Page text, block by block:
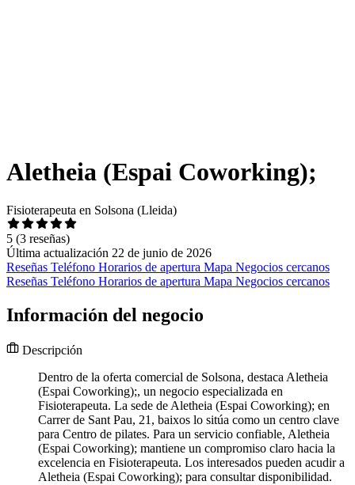
Aletheia (Espai Coworking);
Fisioterapeuta en Solsona (Lleida)
5 (3 reseñas)
Última actualización 22 de junio de 2026
Reseñas Teléfono Horarios de apertura Mapa Negocios cercanos
Reseñas Teléfono Horarios de apertura Mapa Negocios cercanos
Información del negocio
Descripción
Dentro de la oferta comercial de Solsona, destaca Aletheia
(Espai Coworking);, un negocio especializada en
Fisioterapeuta. La sede de Aletheia (Espai Coworking); en
Carrer de Sant Pau, 21, baixos lo sitúa como un centro clave
para Centro de pilates. Para un servicio confiable, Aletheia
(Espai Coworking); mantiene un compromiso claro hacia la
excelencia en Fisioterapeuta. Los interesados pueden acudir a
Aletheia (Espai Coworking); para consultar disponibilidad.